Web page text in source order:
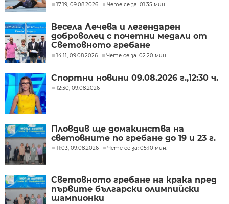
17:19, 09.08.2026 Чете се за: 01:35 мин.
Весела Лечева и легендарен
доброволец с почетни медали от
Световното гребане
14:11, 09.08.2026 Чете се за: 02:20 мин.
Спортни новини 09.08.2026 г.,12:30 ч.
12:30, 09.08.2026
Пловдив ще домакинства на
световните по гребане до 19 и 23 г.
11:03, 09.08.2026 Чете се за: 05:10 мин.
Световното гребане на крака пред
първите български олимпийски
шампионки